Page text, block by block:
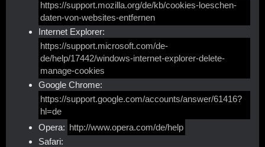
https://support.mozilla.org/de/kb/cookies-loeschen-
daten-von-websites-entfernen
Internet Explorer:
https://support.microsoft.com/de-
de/help/17442/windows-internet-explorer-delete-
manage-cookies
Google Chrome:
https://support.google.com/accounts/answer/61416?
hl=de
Opera: http://www.opera.com/de/help
Safari: